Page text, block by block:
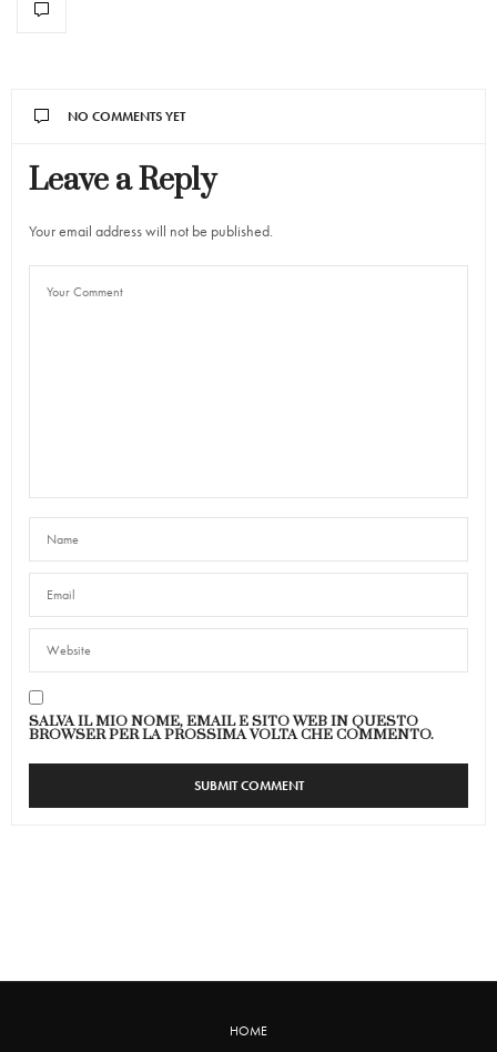
NO COMMENTS YET
Leave a Reply
Your email address will not be published.
SALVA IL MIO NOME, EMAIL E SITO WEB IN QUESTO
BROWSER PER LA PROSSIMA VOLTA CHE COMMENTO.
HOME